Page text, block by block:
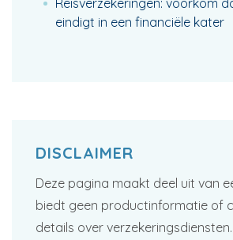
Reisverzekeringen: voorkom
eindigt in een financiële kater
DISCLAIMER
Deze pagina maakt deel uit van
biedt geen productinformatie of
details over